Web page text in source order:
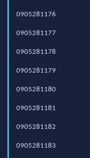
0905281176
0905281177
0905281178
0905281179
0905281180
0905281181
0905281182
0905281183